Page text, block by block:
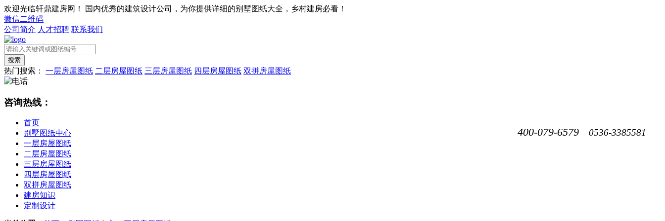
欢迎光临轩鼎建房网！
国内优秀的建筑设计公司，为你提供详细的别墅图纸大全，乡村建房必看！
微信二维码
公司简介 人才招聘 联系我们
热门搜索： 一层房屋图纸 二层房屋图纸 三层房屋图纸 四层房屋图纸 双拼房屋图纸
咨询热线：
400-079-6579 0536-3385581
首页
别墅图纸中心
一层房屋图纸
二层房屋图纸
三层房屋图纸
四层房屋图纸
双拼房屋图纸
建房知识
定制设计